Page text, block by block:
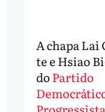
A chapa Lai
te e Hsiao
do Partido